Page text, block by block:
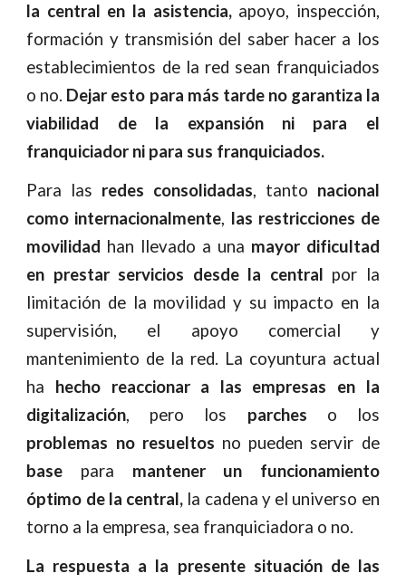
la central en la asistencia, apoyo, inspección,
formación y transmisión del saber hacer a los
establecimientos de la red sean franquiciados
o no. Dejar esto para más tarde no garantiza la
viabilidad de la expansión ni para el
franquiciador ni para sus franquiciados.
Para las redes consolidadas, tanto nacional
como internacionalmente, las restricciones de
movilidad han llevado a una mayor dificultad
en prestar servicios desde la central por la
limitación de la movilidad y su impacto en la
supervisión, el apoyo comercial y
mantenimiento de la red. La coyuntura actual
ha hecho reaccionar a las empresas en la
digitalización, pero los parches o los
problemas no resueltos no pueden servir de
base para mantener un funcionamiento
óptimo de la central, la cadena y el universo en
torno a la empresa, sea franquiciadora o no.
La respuesta a la presente situación de las